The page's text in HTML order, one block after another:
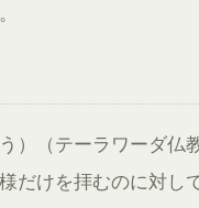
）（テーラワーダ仏
だけを拝むのに対し